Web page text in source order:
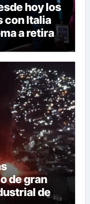
hoy los
con Italia
a retirar
de gran
de El